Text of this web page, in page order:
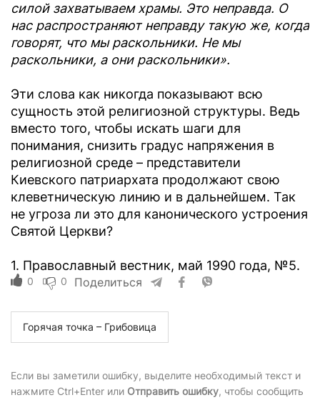
силой захватываем храмы. Это неправда. О
нас распространяют неправду такую же, когда
говорят, что мы раскольники. Не мы
раскольники, а они раскольники».
Эти слова как никогда показывают всю
сущность этой религиозной структуры. Ведь
вместо того, чтобы искать шаги для
понимания, снизить градус напряжения в
религиозной среде – представители
Киевского патриархата продолжают свою
клеветническую линию и в дальнейшем. Так
не угроза ли это для канонического устроения
Святой Церкви?
1. Православный вестник, май 1990 года, №5.
0 0 Поделиться
Горячая точка – Грибовица
Если вы заметили ошибку, выделите необходимый текст и
нажмите Ctrl+Enter или Отправить ошибку, чтобы сообщить